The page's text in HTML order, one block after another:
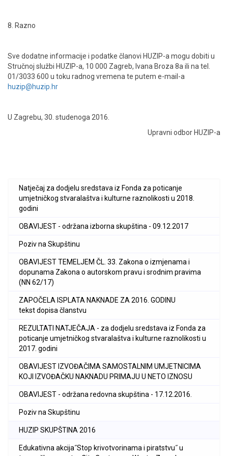
8. Razno
Sve dodatne informacije i podatke članovi HUZIP-a mogu dobiti u
Stručnoj službi HUZIP-a, 10 000 Zagreb, Ivana Broza 8a ili na tel.
01/3033 600 u toku radnog vremena te putem e-mail-a
huzip@huzip.hr
U Zagrebu, 30. studenoga 2016.
Upravni odbor HUZIP-a
Natječaj za dodjelu sredstava iz Fonda za poticanje
umjetničkog stvaralaštva i kulturne raznolikosti u 2018.
godini
OBAVIJEST - održana izborna skupština - 09.12.2017
Poziv na Skupštinu
OBAVIJEST TEMELJEM ČL. 33. Zakona o izmjenama i
dopunama Zakona o autorskom pravu i srodnim pravima
(NN 62/17)
ZAPOČELA ISPLATA NAKNADE ZA 2016. GODINU
tekst dopisa članstvu
REZULTATI NATJEČAJA - za dodjelu sredstava iz Fonda za
poticanje umjetničkog stvaralaštva i kulturne raznolikosti u
2017. godini
OBAVIJEST IZVOĐAČIMA SAMOSTALNIM UMJETNICIMA
KOJI IZVOĐAČKU NAKNADU PRIMAJU U NETO IZNOSU
OBAVIJEST - održana redovna skupština - 17.12.2016.
Poziv na Skupštinu
HUZIP SKUPŠTINA 2016
Edukativna akcija˝Stop krivotvorinama i piratstvu˝ u